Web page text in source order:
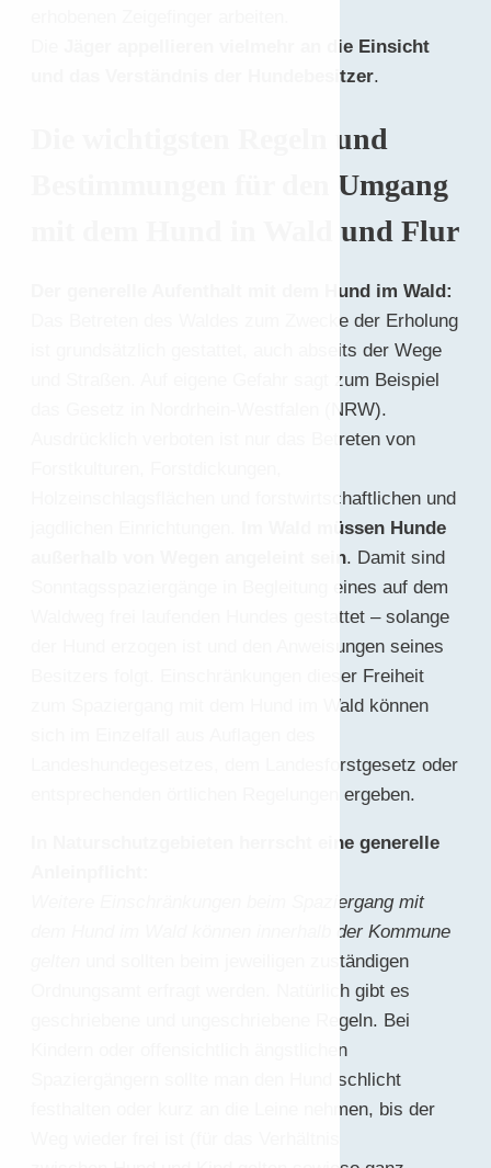
appellieren vielmehr an die Einsicht
und das Verständnis der Hundebesitzer.
Die wichtigsten Regeln und
Bestimmungen für den Umgang
mit dem Hund in Wald und Flur
Der generelle Aufenthalt mit dem Hund im Wald:
Das Betreten des Waldes zum Zwecke der Erholung
ist grundsätzlich gestattet, auch abseits der Wege
und Straßen. Auf eigene Gefahr sagt zum Beispiel
das Gesetz in Nordrhein-Westfalen (NRW).
Ausdrücklich verboten ist nur das Betreten von
Holzeinschlagsflächen und forstwirtschaftlichen und
Im Wald müssen Hunde
außerhalb von Wegen angeleint sein. Damit sind
Sonntagsspaziergänge in Begleitung eines auf dem
Waldweg frei laufenden Hundes gestattet – solange
der Hund erzogen ist und den Anweisungen seines
Besitzers folgt. Einschränkungen dieser Freiheit
zum Spaziergang mit dem Hund im Wald können
Landeshundegesetzes, dem Landesforstgesetz oder
entsprechenden örtlichen Regelungen ergeben.
In Naturschutzgebieten herrscht eine generelle
Weitere Einschränkungen beim Spaziergang mit
dem Hund im Wald können innerhalb der Kommune
und sollten beim jeweiligen zuständigen
Ordnungsamt erfragt werden. Natürlich gibt es
geschriebene und ungeschriebene Regeln. Bei
Kindern oder offensichtlich ängstlichen
Spaziergängern sollte man den Hund schlicht
festhalten oder kurz an die Leine nehmen, bis der